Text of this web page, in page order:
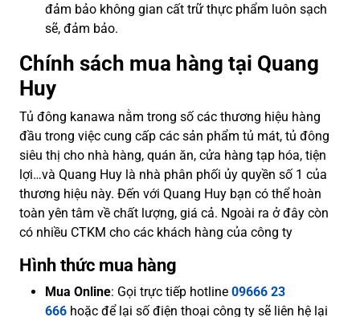
đảm bảo không gian cất trữ thực phẩm luôn sạch
sẽ, đảm bảo.
Chính sách mua hàng tại Quang
Huy
Tủ đông kanawa nằm trong số các thương hiệu hàng
đầu trong việc cung cấp các sản phẩm tủ mát, tủ đông
siêu thị cho nhà hàng, quán ăn, cửa hàng tạp hóa, tiện
lợi…và Quang Huy là nhà phân phối ủy quyền số 1 của
thương hiệu này. Đến với Quang Huy bạn có thể hoàn
toàn yên tâm về chất lượng, giá cả. Ngoài ra ở đây còn
có nhiều CTKM cho các khách hàng của công ty
Hình thức mua hàng
Mua Online: Gọi trực tiếp hotline 09666 23
666 hoặc để lại số điện thoại công ty sẽ liên hệ lại